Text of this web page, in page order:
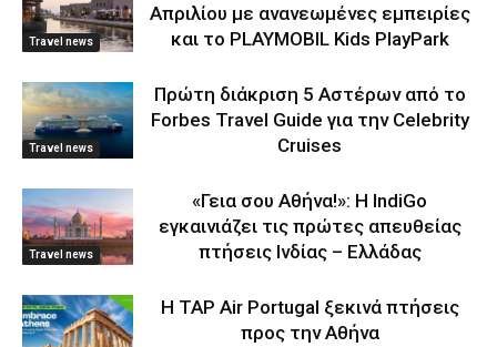
Travel news
Απριλίου με ανανεωμένες εμπειρίες
και το PLAYMOBIL Kids PlayPark
Travel news
Πρώτη διάκριση 5 Αστέρων από το
Forbes Travel Guide για την Celebrity
Cruises
Travel news
«Γεια σου Αθήνα!»: Η IndiGo
εγκαινιάζει τις πρώτες απευθείας
πτήσεις Ινδίας – Ελλάδας
Η TAP Air Portugal ξεκινά πτήσεις
προς την Αθήνα